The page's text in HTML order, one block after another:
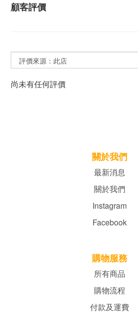
顧客評價
尚未有任何評價
關於我們
最新消息
關於我們
Instagram
Facebook
購物服務
所有商品
購物流程
付款及運費